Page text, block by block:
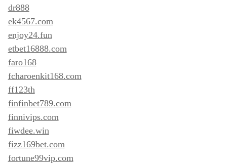
dr888
ek4567.com
enjoy24.fun
etbet16888.com
faro168
fcharoenkit168.com
ff123th
finfinbet789.com
finnivips.com
fiwdee.win
fizz169bet.com
fortune99vip.com